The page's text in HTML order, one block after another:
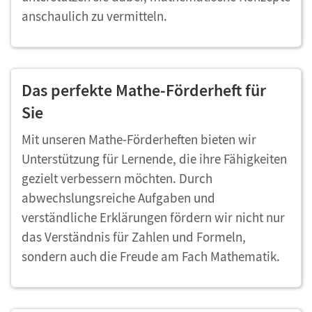
anschaulich zu vermitteln.
Das perfekte Mathe-Förderheft für
Sie
Mit unseren Mathe-Förderheften bieten wir
Unterstützung für Lernende, die ihre Fähigkeiten
gezielt verbessern möchten. Durch
abwechslungsreiche Aufgaben und
verständliche Erklärungen fördern wir nicht nur
das Verständnis für Zahlen und Formeln,
sondern auch die Freude am Fach Mathematik.